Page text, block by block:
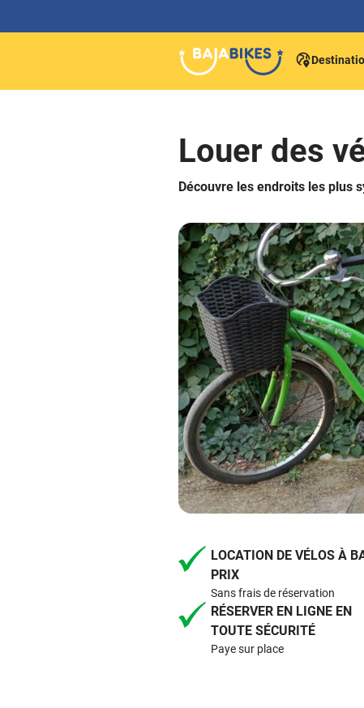
Louer des
Découvre les endroits les plus
LOCATION DE VÉLOS À
PRIX
Sans frais de réservation
RÉSERVER EN LIGNE EN
TOUTE SÉCURITÉ
Paye sur place